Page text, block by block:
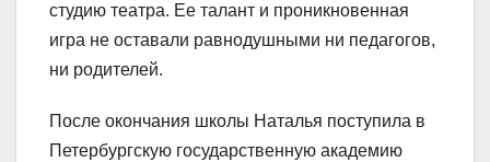
студию театра. Ее талант и проникновенная
игра не оставали равнодушными ни педагогов,
ни родителей.
После окончания школы Наталья поступила в
Петербургскую государственную академию